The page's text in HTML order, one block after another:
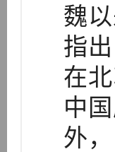
魏
指
在
中
外